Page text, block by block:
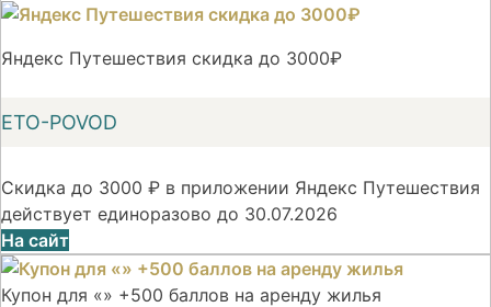
Яндекс Путешествия скидка до 3000₽
ETO-POVOD
Скидка до 3000 ₽ в приложении Яндекс Путешествия
действует единоразово до 30.07.2026
На сайт
Купон для «» +500 баллов на аренду жилья